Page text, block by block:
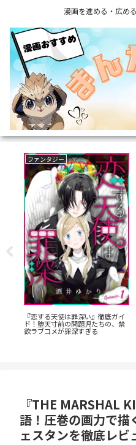
漫画を進める・広め
サバイバルホラー
『群脳教室』の魅力を徹底解説！
教室が脳だらけ？衝撃サスペンス
を今すぐ読むべき5つの理由
『THE MARSHAL
語！圧巻の画力で描
ェスタンを徹底レビ